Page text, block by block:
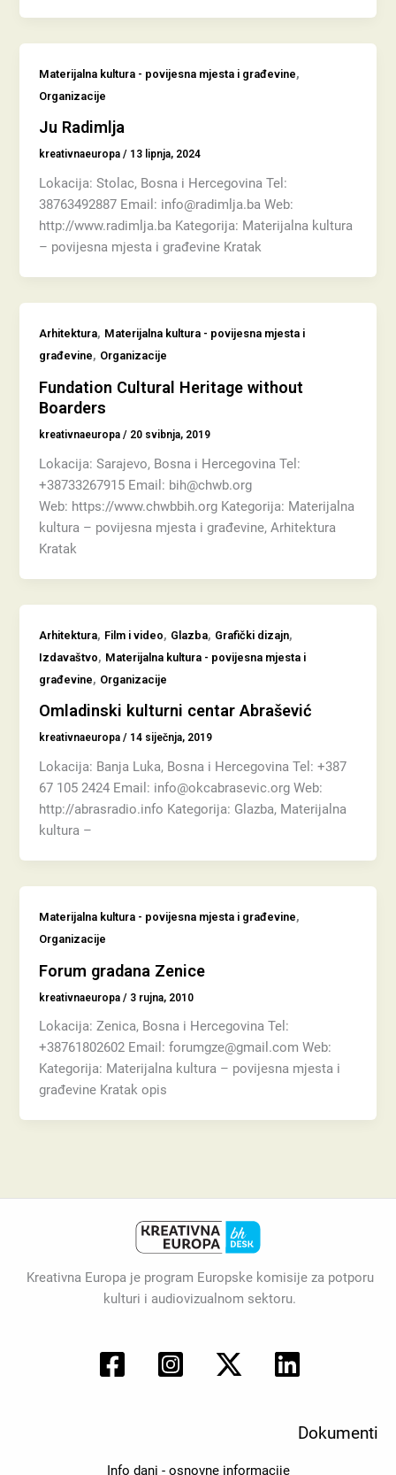
Materijalna kultura - povijesna mjesta i građevine,
Organizacije
Ju Radimlja
kreativnaeuropa/ 13 lipnja, 2024
Lokacija: Stolac, Bosna i Hercegovina Tel:
38763492887 Email: info@radimlja.ba Web:
http://www.radimlja.ba Kategorija: Materijalna kultura
– povijesna mjesta i građevine Kratak
Arhitektura, Materijalna kultura - povijesna mjesta i
građevine, Organizacije
Fundation Cultural Heritage without
Boarders
kreativnaeuropa/ 20 svibnja, 2019
Lokacija: Sarajevo, Bosna i Hercegovina Tel:
+38733267915 Email: bih@chwb.org
Web: https://www.chwbbih.org Kategorija: Materijalna
kultura – povijesna mjesta i građevine, Arhitektura
Kratak
Arhitektura, Film i video, Glazba, Grafički dizajn,
Izdavaštvo, Materijalna kultura - povijesna mjesta i
građevine, Organizacije
Omladinski kulturni centar Abrašević
kreativnaeuropa/ 14 siječnja, 2019
Lokacija: Banja Luka, Bosna i Hercegovina Tel: +387
67 105 2424 Email: info@okcabrasevic.org Web:
http://abrasradio.info Kategorija: Glazba, Materijalna
kultura –
Materijalna kultura - povijesna mjesta i građevine,
Organizacije
Forum gradana Zenice
kreativnaeuropa/ 3 rujna, 2010
Lokacija: Zenica, Bosna i Hercegovina Tel:
+38761802602 Email: forumgze@gmail.com Web:
Kategorija: Materijalna kultura – povijesna mjesta i
građevine Kratak opis
Kreativna Europa je program Europske komisije za potporu
kulturi i audiovizualnom sektoru.
Dokumenti
Info dani - osnovne informacije